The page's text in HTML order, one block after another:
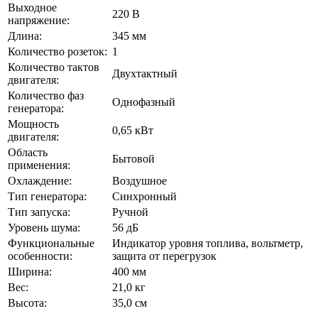
Выходное
напряжение:
220 В
Длина:
345 мм
Количество розеток: 1
Количество тактов
двигателя:
Двухтактный
Количество фаз
генератора:
Однофазный
Мощность
двигателя:
0,65 кВт
Область
применения:
Бытовой
Охлаждение:
Воздушное
Тип генератора:
Синхронный
Тип запуска:
Ручной
Уровень шума:
56 дБ
Функциональные
особенности:
Индикатор уровня топлива, вольтметр,
защита от перегрузок
Ширина:
400 мм
Вес:
21,0 кг
Высота:
35,0 см